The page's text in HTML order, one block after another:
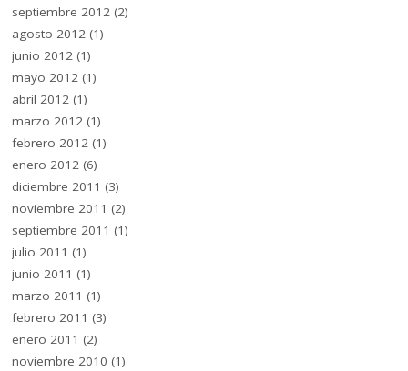
septiembre 2012 (2)
agosto 2012 (1)
junio 2012 (1)
mayo 2012 (1)
abril 2012 (1)
marzo 2012 (1)
febrero 2012 (1)
enero 2012 (6)
diciembre 2011 (3)
noviembre 2011 (2)
septiembre 2011 (1)
julio 2011 (1)
junio 2011 (1)
marzo 2011 (1)
febrero 2011 (3)
enero 2011 (2)
noviembre 2010 (1)